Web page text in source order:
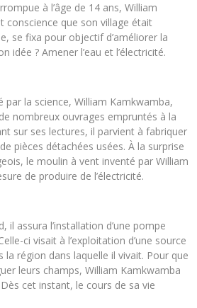
à l’âge de 14 ans, William
conscience que son village était
se fixa pour objectif d’améliorer la
idée ? Amener l’eau et l’électricité.
la science, William Kamkwamba,
nombreux ouvrages empruntés à la
sur ses lectures, il parvient à fabriquer
pièces détachées usées. À la surprise
le moulin à vent inventé par William
de produire de l’électricité.
il assura l’installation d’une pompe
ci visait à l’exploitation d’une source
la région dans laquelle il vivait. Pour que
leurs champs, William Kamkwamba
cet instant, le cours de sa vie